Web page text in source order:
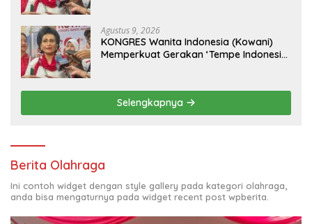
Agustus 9, 2026
KONGRES Wanita Indonesia (Kowani)
Memperkuat Gerakan ‘Tempe Indonesia
Selengkapnya
Berita Olahraga
Ini contoh widget dengan style gallery pada kategori olahraga,
anda bisa mengaturnya pada widget recent post wpberita.